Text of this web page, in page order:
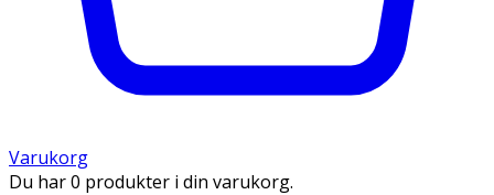
Varukorg
Du har 0 produkter i din varukorg.